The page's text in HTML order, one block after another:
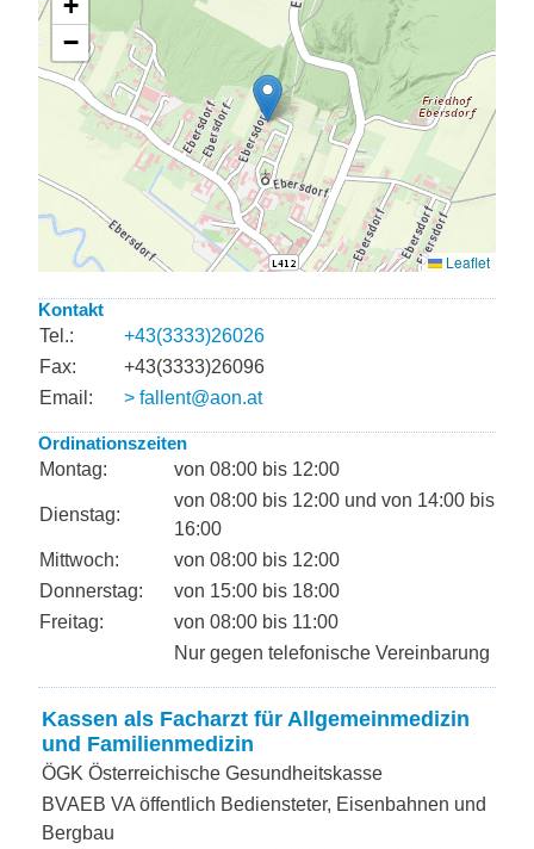
Kontakt
Tel.:
+43(3333)26026
Fax:
+43(3333)26096
Email:
> fallent@aon.at
Ordinationszeiten
Montag:
von 08:00 bis 12:00
Dienstag:
von 08:00 bis 12:00 und von 14:00 bis
16:00
Mittwoch:
von 08:00 bis 12:00
Donnerstag:
von 15:00 bis 18:00
Freitag:
von 08:00 bis 11:00
Nur gegen telefonische Vereinbarung
Kassen als Facharzt für Allgemeinmedizin
und Familienmedizin
ÖGK Österreichische Gesundheitskasse
BVAEB VA öffentlich Bediensteter, Eisenbahnen und
Bergbau